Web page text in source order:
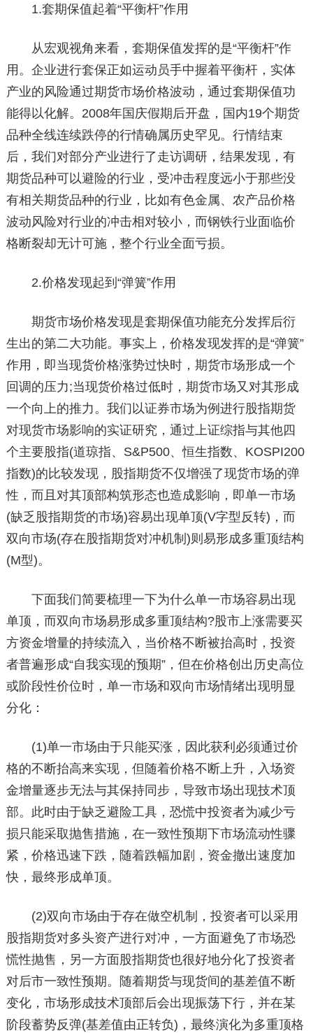
1.套期保值起着“平衡杆”作用
从宏观视角来看，套期保值发挥的是“平衡杆”作
用。企业进行套保正如运动员手中握着平衡杆，实体
产业的风险通过期货市场价格波动，通过套期保值功
能得以化解。2008年国庆假期后开盘，国内19个期货
品种全线连续跌停的行情确属历史罕见。行情结束
后，我们对部分产业进行了走访调研，结果发现，有
期货品种可以避险的行业，受冲击程度远小于那些没
有相关期货品种的行业，比如有色金属、农产品价格
波动风险对行业的冲击相对较小，而钢铁行业面临价
格断裂却无计可施，整个行业全面亏损。
2.价格发现起到“弹簧”作用
期货市场价格发现是套期保值功能充分发挥后衍
生出的第二大功能。事实上，价格发现发挥的是“弹簧”
作用，即当现货价格涨势过快时，期货市场形成一个
回调的压力;当现货价格过低时，期货市场又对其形成
一个向上的推力。我们以证券市场为例进行股指期货
对现货市场影响的实证研究，通过上证综指与其他四
个主要股指(道琼指、S&P500、恒生指数、KOSPI200
指数)的比较发现，股指期货不仅增强了现货市场的弹
性，而且对其顶部构筑形态也造成影响，即单一市场
(缺乏股指期货的市场)容易出现单顶(V字型反转)，而
双向市场(存在股指期货对冲机制)则易形成多重顶结构
(M型)。
下面我们简要梳理一下为什么单一市场容易出现
单顶，而双向市场易形成多重顶结构?股市上涨需要买
方资金增量的持续流入，当价格不断被抬高时，投资
者普遍形成“自我实现的预期”，但在价格创出历史高位
或阶段性价位时，单一市场和双向市场情绪出现明显
分化：
(1)单一市场由于只能买涨，因此获利必须通过价
格的不断抬高来实现，但随着价格不断上升，入场资
金增量逐步无法与其保持同步，导致市场出现技术顶
部。此时由于缺乏避险工具，恐慌中投资者为减少亏
损只能采取抛售措施，在一致性预期下市场流动性骤
紧，价格迅速下跌，随着跌幅加剧，资金撤出速度加
快，最终形成单顶。
(2)双向市场由于存在做空机制，投资者可以采用
股指期货对多头资产进行对冲，一方面避免了市场恐
慌性抛售，另一方面股指期货也很好地分化了投资者
对后市一致性预期。随着期货与现货间的基差值不断
变化，市场形成技术顶部后会出现振荡下行，并在某
阶段蓄势反弹(基差值由正转负)，最终演化为多重顶格